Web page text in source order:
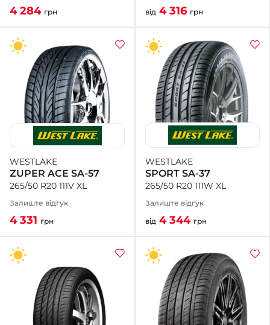
4 284 грн
від 4 316 грн
WESTLAKE
ZUPER ACE SA-57
265/50 R20 111V XL
Залиште відгук
4 331 грн
WESTLAKE
SPORT SA-37
265/50 R20 111W XL
Залиште відгук
від 4 344 грн